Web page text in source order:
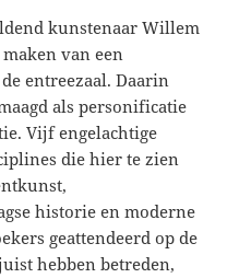
kunstenaar Willem
van een
entreezaal. Daarin
als personificatie
Vijf engelachtige
die hier te zien
historie en moderne
geattendeerd op de
hebben betreden,